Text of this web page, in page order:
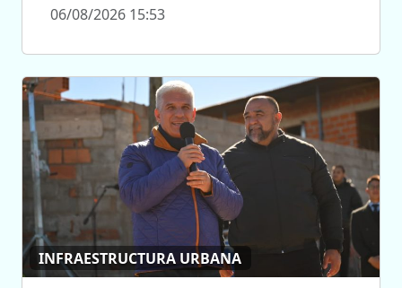
06/08/2026 15:53
INFRAESTRUCTURA URBANA